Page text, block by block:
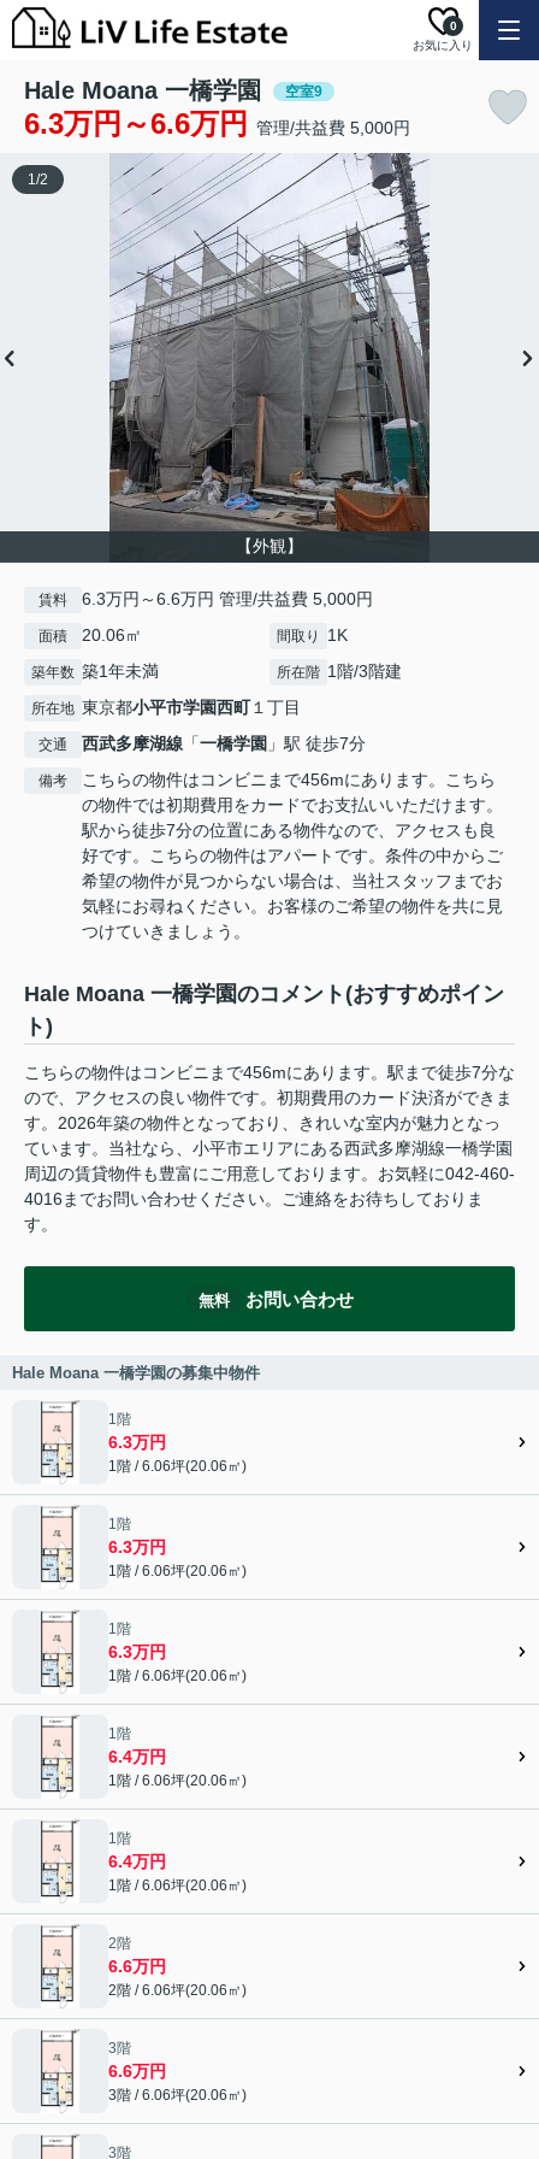
お気に入り
0
Hale Moana 一橋学園 空室9
6.3万円～6.6万円 管理/共益費 5,000円
【外観】
1/2
賃料 6.3万円～6.6万円 管理/共益費 5,000円
面積 20.06㎡ 間取り 1K
築年数 築1年未満 所在階 1階/3階建
所在地 東京都小平市学園西町１丁目
交通 西武多摩湖線 「一橋学園 」駅 徒歩7分
備考
こちらの物件はコンビニまで456mにあります。こちら
の物件では初期費用をカードでお支払いいただけます。
駅から徒歩7分の位置にある物件なので、アクセスも良
好です。こちらの物件はアパートです。条件の中からご
希望の物件が見つからない場合は、当社スタッフまでお
気軽にお尋ねください。お客様のご希望の物件を共に見
つけていきましょう。
Hale Moana 一橋学園のコメント(おすすめポイン
ト)
こちらの物件はコンビニまで456mにあります。駅まで徒歩7分な
ので、アクセスの良い物件です。初期費用のカード決済ができま
す。2026年築の物件となっており、きれいな室内が魅力となっ
ています。当社なら、小平市エリアにある西武多摩湖線一橋学園
周辺の賃貸物件も豊富にご用意しております。お気軽に042-460-
4016までお問い合わせください。ご連絡をお待ちしておりま
す。
無料 お問い合わせ
Hale Moana 一橋学園の募集中物件
1階
6.3万円
1階 / 6.06坪(20.06㎡)
1階
6.3万円
1階 / 6.06坪(20.06㎡)
1階
6.3万円
1階 / 6.06坪(20.06㎡)
1階
6.4万円
1階 / 6.06坪(20.06㎡)
1階
6.4万円
1階 / 6.06坪(20.06㎡)
2階
6.6万円
2階 / 6.06坪(20.06㎡)
3階
6.6万円
3階 / 6.06坪(20.06㎡)
3階